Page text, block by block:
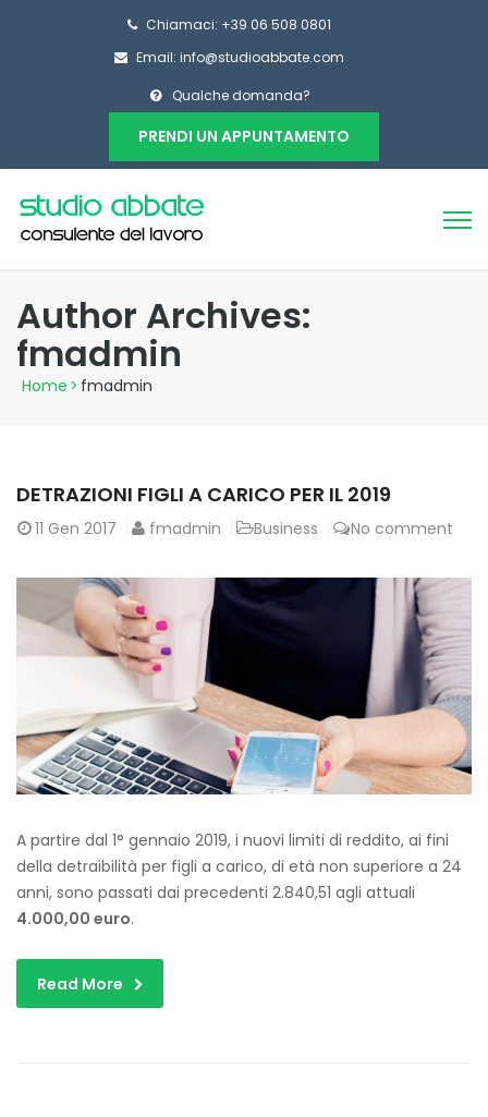
Chiamaci: +39 06 508 0801
Email: info@studioabbate.com
Qualche domanda?
PRENDI UN APPUNTAMENTO
Author Archives:
fmadmin
Home > fmadmin
DETRAZIONI FIGLI A CARICO PER IL 2019
11 Gen 2017 fmadmin Business No comment
A partire dal 1° gennaio 2019, i nuovi limiti di reddito, ai fini
della detraibilità per figli a carico, di età non superiore a 24
anni, sono passati dai precedenti 2.840,51 agli attuali
4.000,00 euro.
Read More